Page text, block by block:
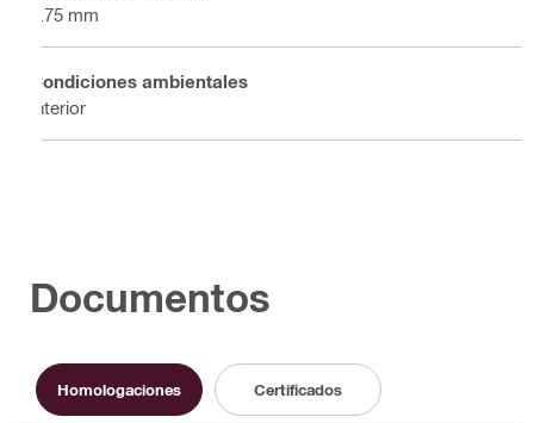
2.75 mm
Condiciones ambientales
Interior
Documentos
Homologaciones Certificados